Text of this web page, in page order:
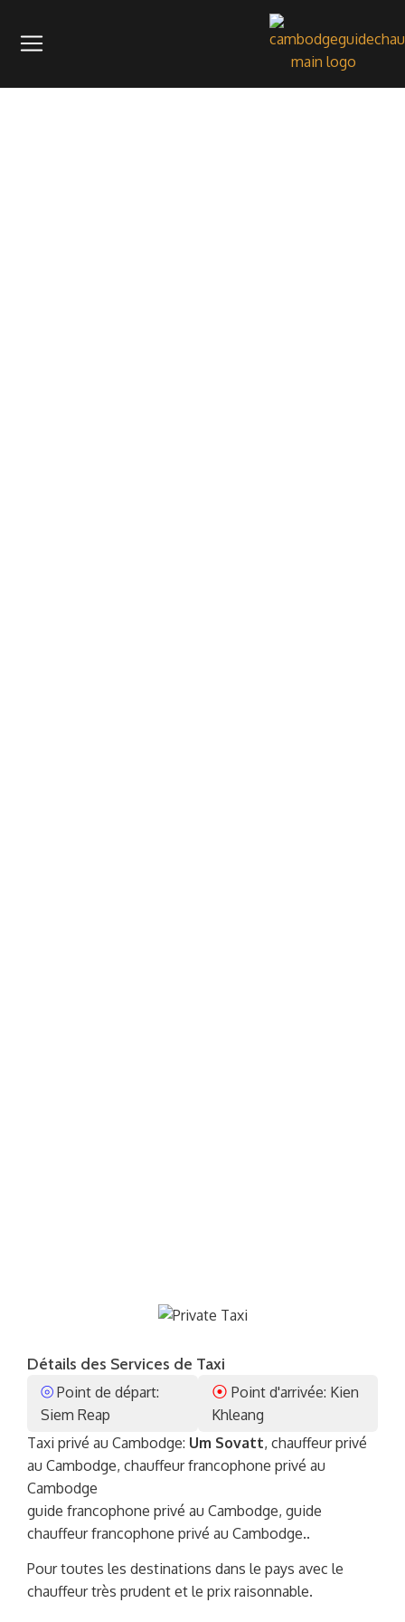
Détails des Services de Taxi
⦾ Point de départ:
Siem Reap
⦿ Point d'arrivée: Kien
Khleang
Taxi privé au Cambodge: Um Sovatt, chauffeur privé
au Cambodge, chauffeur francophone privé au
Cambodge
guide francophone privé au Cambodge, guide
chauffeur francophone privé au Cambodge..
Pour toutes les destinations dans le pays avec le
chauffeur très prudent et le prix raisonnable.